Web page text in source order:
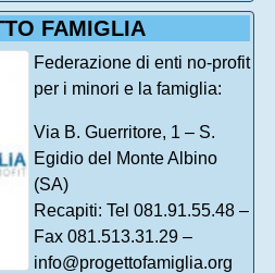
FAMIGLIA
Federazione di enti no-profit
per i minori e la famiglia:
Via B. Guerritore, 1 – S.
Egidio del Monte Albino
(SA)
Recapiti: Tel 081.91.55.48 –
Fax 081.513.31.29 –
info@progettofamiglia.org